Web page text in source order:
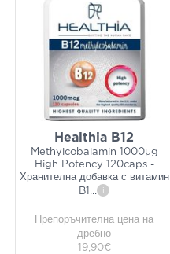
Healthia B12
Methylcobalamin 1000μg
High Potency 120caps -
Хранителна добавка с витамин
B1 ... i
Препоръчителна цена на
дребно
19,90€